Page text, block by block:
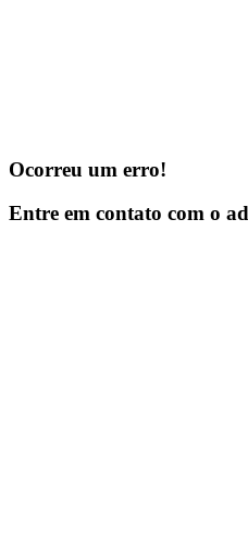
Ocorreu um erro!
Entre em contato com o